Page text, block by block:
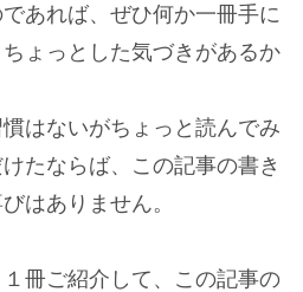
あれば、ぜひ何か一冊手に
ょっとした気づきがあるか
はないがちょっと読んでみ
たならば、この記事の書き
はありません。
冊ご紹介して、この記事の